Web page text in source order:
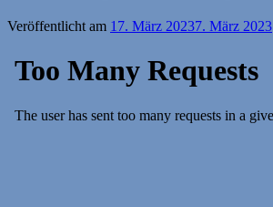
Veröffentlicht am 17. März 20237. März 2023